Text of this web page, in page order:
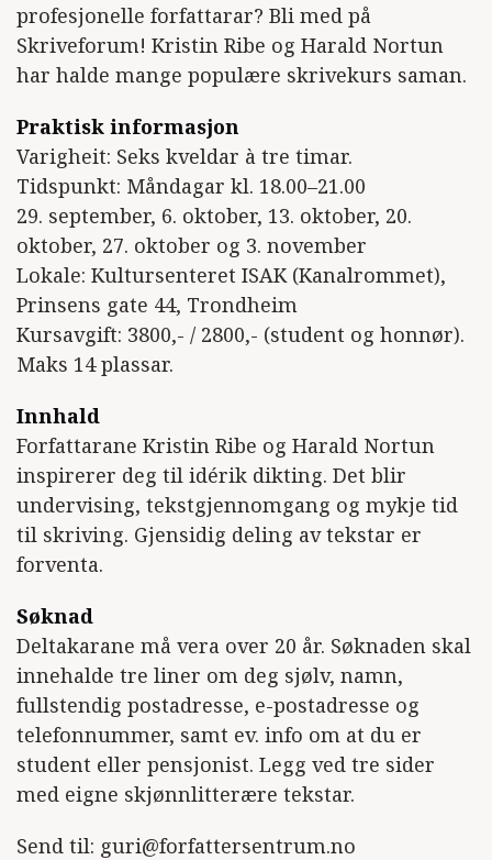
profesjonelle forfattarar? Bli med på
Skriveforum! Kristin Ribe og Harald Nortun
har halde mange populære skrivekurs saman.
Praktisk informasjon
Varigheit: Seks kveldar à tre timar.
Tidspunkt: Måndagar kl. 18.00–21.00
29. september, 6. oktober, 13. oktober, 20.
oktober, 27. oktober og 3. november
Lokale: Kultursenteret ISAK (Kanalrommet),
Prinsens gate 44, Trondheim
Kursavgift: 3800,- / 2800,- (student og honnør).
Maks 14 plassar.
Innhald
Forfattarane Kristin Ribe og Harald Nortun
inspirerer deg til idérik dikting. Det blir
undervising, tekstgjennomgang og mykje tid
til skriving. Gjensidig deling av tekstar er
forventa.
Søknad
Deltakarane må vera over 20 år. Søknaden skal
innehalde tre liner om deg sjølv, namn,
fullstendig postadresse, e-postadresse og
telefonnummer, samt ev. info om at du er
student eller pensjonist. Legg ved tre sider
med eigne skjønnlitterære tekstar.
Send til: guri@forfattersentrum.no